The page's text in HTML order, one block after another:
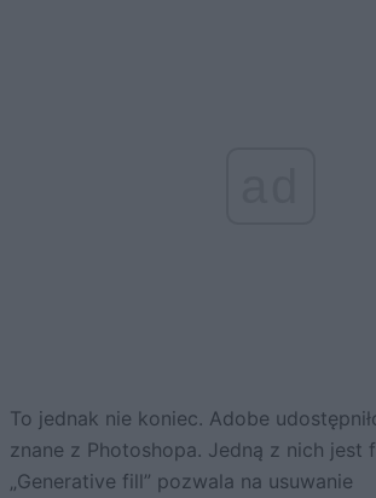
To jednak nie koniec. Adobe
znane z Photoshopa. Jedną z nich jest
„Generative fill” pozwala na usuwanie